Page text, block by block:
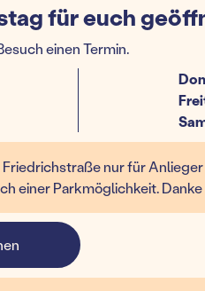
für euch
einen Termin.
Friedrichstraße nur für
einer Parkmöglichkeit.